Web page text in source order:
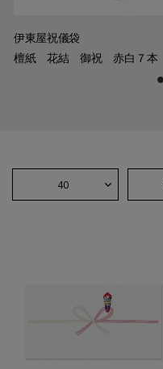
伊東屋祝儀袋
檀紙 花結 御祝 赤白７本
40